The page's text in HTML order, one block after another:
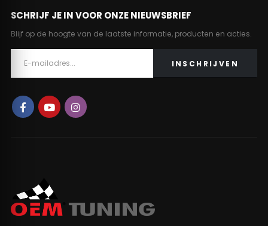
SCHRIJF JE IN VOOR ONZE NIEUWSBRIEF
Blijf op de hoogte van de laatste informatie, producten en acties.